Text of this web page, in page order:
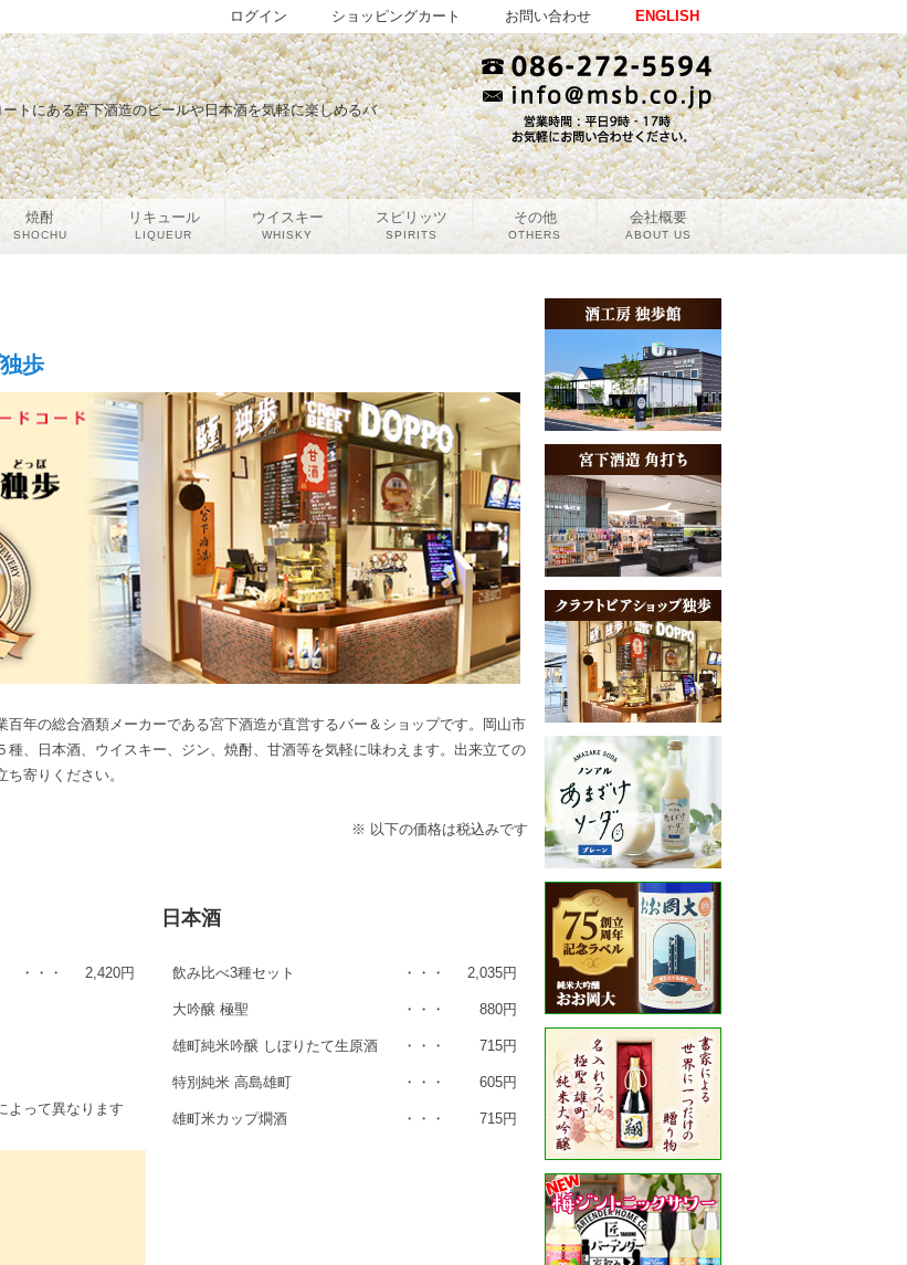
トにある宮下酒造のビールや日本酒を気軽に楽しめるバ
歩
百年の総合酒類メーカーである宮下酒造が直営するバー＆ショップです。岡山市
種、日本酒、ウイスキー、ジン、焼酎、甘酒等を気軽に味わえます。出来立ての
寄りください。
※ 以下の価格は税込みです
・・・ 2,420円
よって異なります
日本酒
飲み比べ3種セット ・・・ 2,035円
大吟醸 極聖 ・・・ 880円
雄町純米吟醸 しぼりたて生原酒 ・・・ 715円
特別純米 高島雄町 ・・・ 605円
雄町米カップ燗酒 ・・・ 715円
焼酎
SHOCHU
リキュール
LIQUEUR
ウイスキー
WHISKY
スピリッツ
SPIRITS
その他
OTHERS
会社概要
ABOUT US
ENGLISH
お問い合わせ
ショッピングカート
ログイン